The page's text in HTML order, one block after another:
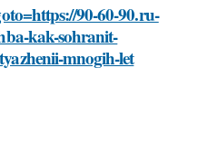
90-60-90.ru-
kak-sohranit-
mnogih-let